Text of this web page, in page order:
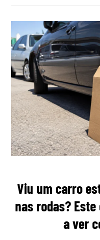
Viu um carro
nas rodas?
a ver